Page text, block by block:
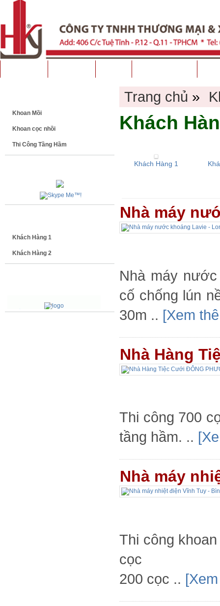
Khoan Mồi
Khoan cọc nhồi
Thi Công Tầng Hầm
Khách Hàng 1
Khách Hàng 2
Trang chủ »
Khách
Khách Hàng 1
Nhà máy
Nhà máy
cố chống lún
30m .. [Xem
Nhà Hàng
Thi công 700
tầng hầm. ..
Nhà máy
Thi công
cọc
200 cọc ..